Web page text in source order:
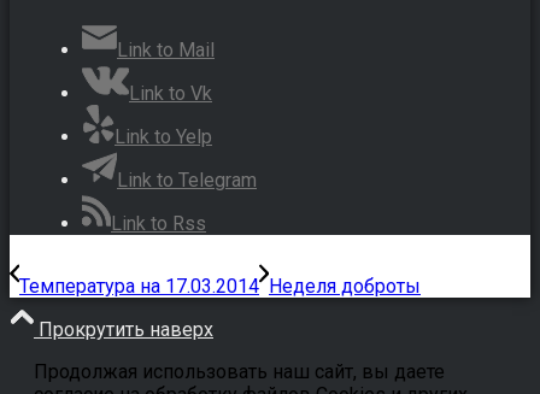
Link to Mail
Link to Vk
Link to Yelp
Link to Telegram
Link to Rss
Температура на 17.03.2014 Неделя доброты
Прокрутить наверх
Продолжая использовать наш сайт, вы даете